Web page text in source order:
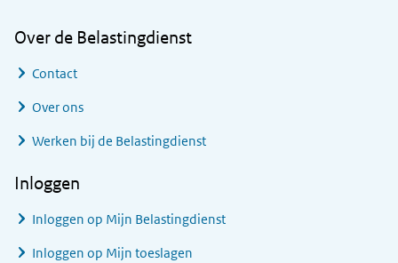
Over de Belastingdienst
Contact
Over ons
Werken bij de Belastingdienst
Inloggen
Inloggen op Mijn Belastingdienst
Inloggen op Mijn toeslagen